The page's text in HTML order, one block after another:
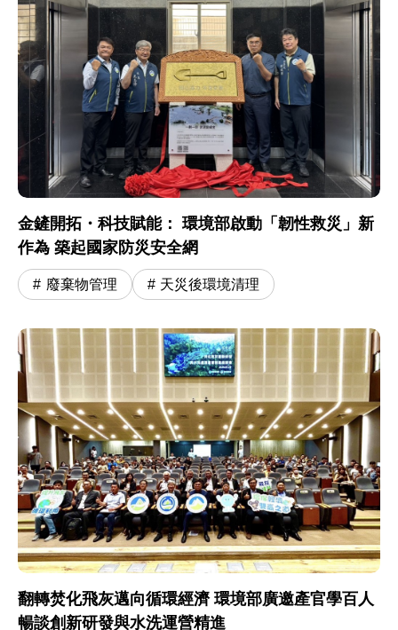
金鏟開拓・科技賦能： 環境部啟動「韌性救災」新
作為 築起國家防災安全網
廢棄物管理 天災後環境清理
翻轉焚化飛灰邁向循環經濟 環境部廣邀產官學百人
暢談創新研發與水洗運營精進